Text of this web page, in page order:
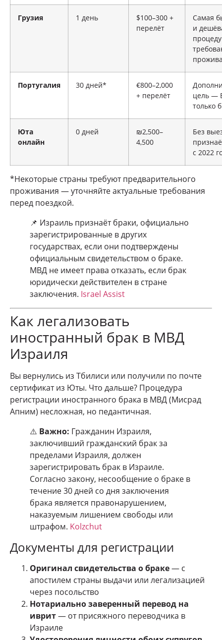
Грузия 1 день
$100–300 +
перелёт
Самая
и
Португалия 30 дней*
€800–2,000
+ перелёт
цель —
только
Юта
онлайн
0 дней
₪2,500–
4,500
Без
с 2022
*Некоторые страны требуют предварительного
проживания — уточняйте актуальные требования
перед поездкой.
📌 Израиль признаёт браки, официально
зарегистрированные в других
государствах, если они подтверждены
официальным свидетельством о браке.
МВД не имеет права отказать, если брак
юридически действителен в стране
заключения. Israel Assist
Как легализовать
иностранный брак в МВД
Израиля
Вы вернулись из Тбилиси или получили по почте
сертификат из Юты. Что дальше? Процедура
регистрации иностранного брака в МВД (Мисрад
Апним) несложная, но педантичная.
⚠️ Важно: Гражданин Израиля,
заключивший гражданский брак за
пределами Израиля, должен
зарегистрировать брак в Израиле.
Согласно закону, несообщение о браке в
течение 30 дней со дня заключения
брака является правонарушением,
наказуемым лишением свободы или
штрафом. Kolzchut
Документы для регистрации
Оригинал свидетельства о браке— с
апостилем страны выдачи или легализацией
через посольство
Нотариально заверенный перевод на
иврит— от присяжного переводчика в
Израиле